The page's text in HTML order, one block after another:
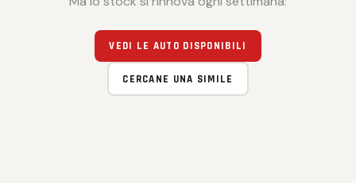
VEDI LE AUTO DISPONIBILI
CERCANE UNA SIMILE